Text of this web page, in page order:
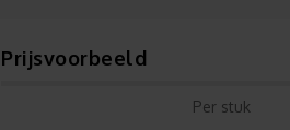
Prijsvoorbeeld
Per stuk